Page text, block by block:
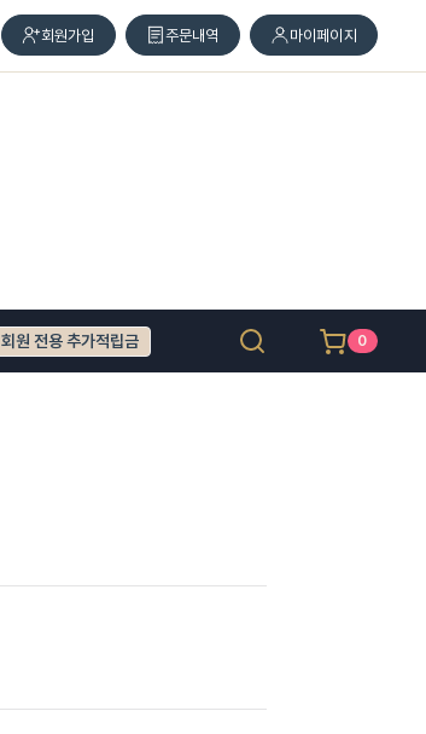
회원가입 주문내역 마이페이지
회원 전용 추가적립금 0